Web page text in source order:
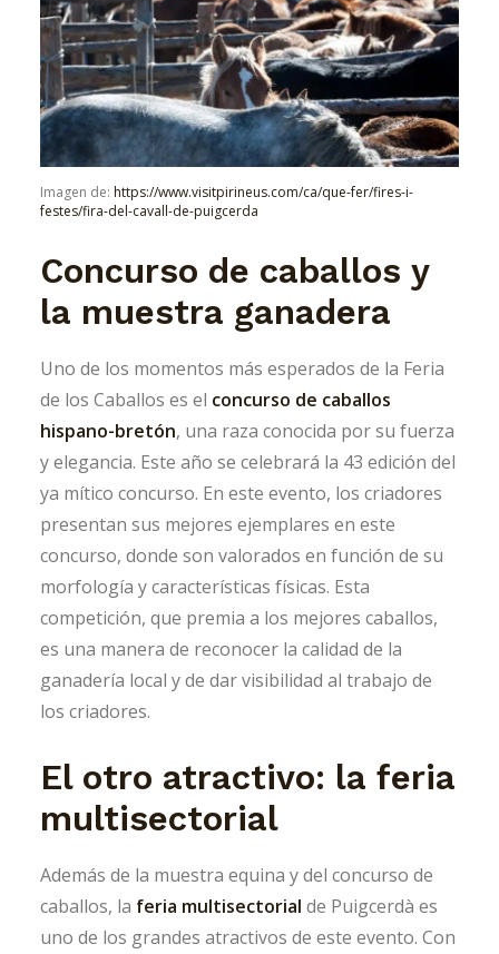
Imagen de: https://www.visitpirineus.com/ca/que-fer/fires-i-
festes/fira-del-cavall-de-puigcerda
Concurso de caballos y
la muestra ganadera
Uno de los momentos más esperados de la Feria
de los Caballos es el concurso de caballos
hispano-bretón, una raza conocida por su fuerza
y ​​elegancia. Este año se celebrará la 43 edición del
ya mítico concurso. En este evento, los criadores
presentan sus mejores ejemplares en este
concurso, donde son valorados en función de su
morfología y características físicas. Esta
competición, que premia a los mejores caballos,
es una manera de reconocer la calidad de la
ganadería local y de dar visibilidad al trabajo de
los criadores.
El otro atractivo: la feria
multisectorial
Además de la muestra equina y del concurso de
caballos, la feria multisectorial de Puigcerdà es
uno de los grandes atractivos de este evento. Con